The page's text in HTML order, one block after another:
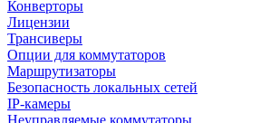
Конверторы
Лицензии
Трансиверы
Опции для коммутаторов
Маршрутизаторы
Безопасность локальных сетей
IP-камеры
Неуправляемые коммутаторы